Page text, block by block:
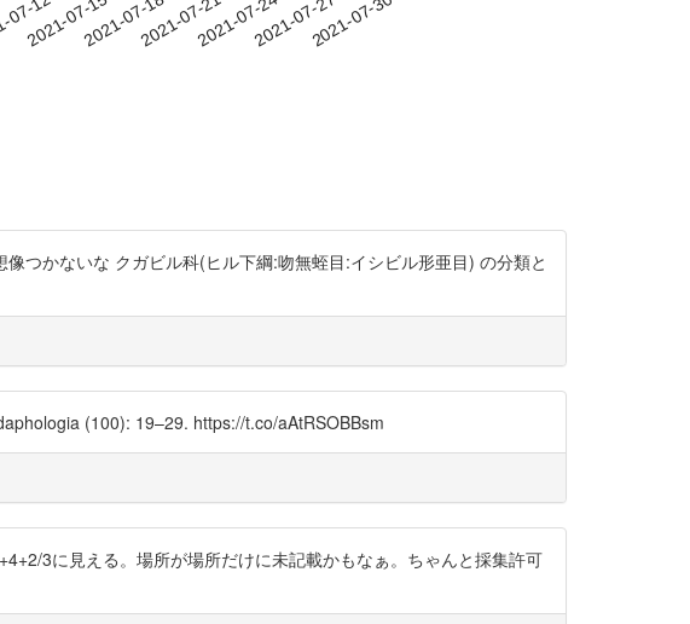
12
2021-07-152021-07-182021-07-212021-07-242021-07-272021-07-30
つかないな クガビル科(ヒル下綱:吻無蛭目:イシビル形亜目) の分類と
(100): 19–29. https://t.co/aAtRSOBBsm
3に見える。場所が場所だけに未記載かもなぁ。ちゃんと採集許可